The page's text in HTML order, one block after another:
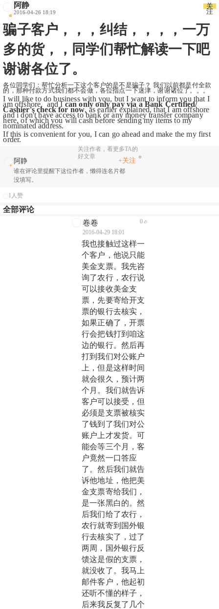
阿静
2016-04-26 18:19
关
注
骗子客户，，，纠结，，，，一万
多的货，，同学们帮忙解读一下吧
谢谢各位了。
各位同学们：帮忙分析一下这个客户的是不是骗子？ 我们以前都是付全款
的，那种付款方式我们都不会做，各位指点一下迷津，谢谢诸位了。。。
I will like to do business with you, but I want to inform you that I
am offshore,  and I can only only pay via a Bank Certified/
Cashier's check for now, as earlier explained, that I am offshore
and i don't have access to bank or any money transfer company
here, of which you will cash before sending my items to my
nominated address.
If this is convenient for you, I can go ahead and make the my first
order.
关注作者，看更多TA的
好文章
阿静
谁在评论里提醒下这位作者，懒得连名片都
没填写。
+关注
1人赞
全部评论
卷卷
2016-04-29 18:01
0
我也接触过这样一
个客户，他说只能
美金支票。我先咨
询了农行，农行说
可以接收美金支
票，先要寄给开支
票的银行去核实，
如果正确了，开票
行会把钱打到咱这
边的银行。然后再
打到我们对公账户
上，但是这样时间
就会很久，预计两
个月。我们就告诉
客户可以接受，但
必须是支票被核实
了钱到了我们对公
账户上才发货。可
能会等三个月，客
户竟然一口答应
了。然后我们就告
诉他地址，他把美
金支票寄给我们，
是一张黑白的。然
后我们给了农行，
农行就寄到国外银
行去核实了，过了
两周，国外银行反
馈这是假的支票，
就没收了。我马上
邮件客户，他起初
还听不懂的样子，
后来我反复了几个